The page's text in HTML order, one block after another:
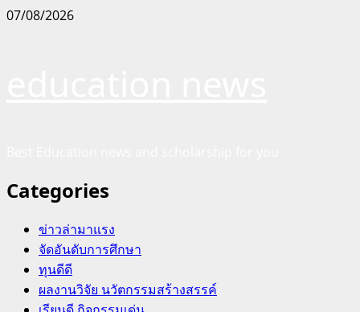
Skip
07/08/2026
Categories
ข่าวล่ามาแรง
จัดอันดับการศึกษา
ทุนดีดี
ผลงานวิจัย นวัตกรรมสร้างสรรค์